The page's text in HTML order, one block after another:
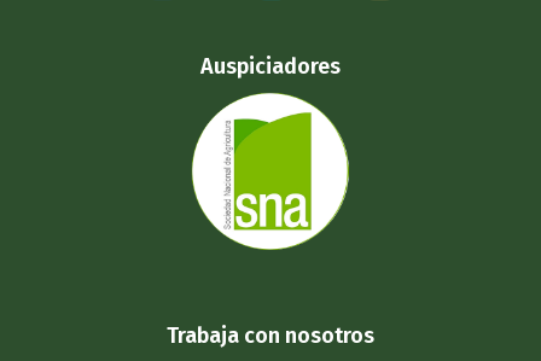
Auspiciadores
Trabaja con nosotros